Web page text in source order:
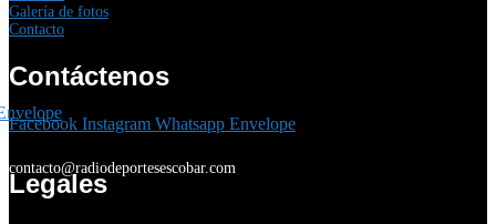
Galería de fotos
Contacto
Contáctenos
Facebook Instagram Whatsapp Envelope
contacto@radiodeportesescobar.com
Legales